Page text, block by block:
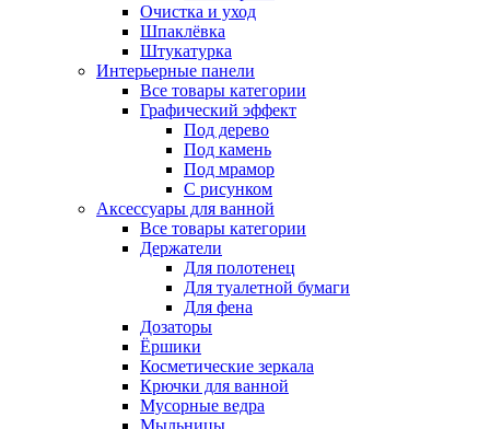
Очистка и уход
Шпаклёвка
Штукатурка
Интерьерные панели
Все товары категории
Графический эффект
Под дерево
Под камень
Под мрамор
С рисунком
Аксессуары для ванной
Все товары категории
Держатели
Для полотенец
Для туалетной бумаги
Для фена
Дозаторы
Ёршики
Косметические зеркала
Крючки для ванной
Мусорные ведра
Мыльницы